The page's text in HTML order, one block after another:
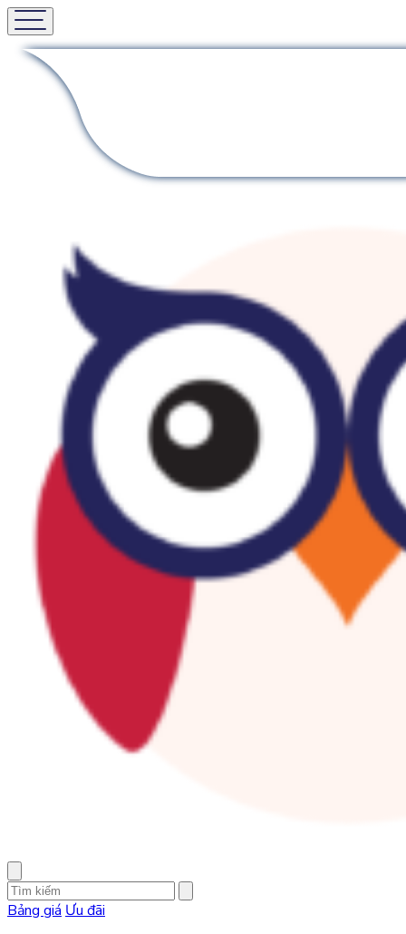
Bảng giá Ưu đãi